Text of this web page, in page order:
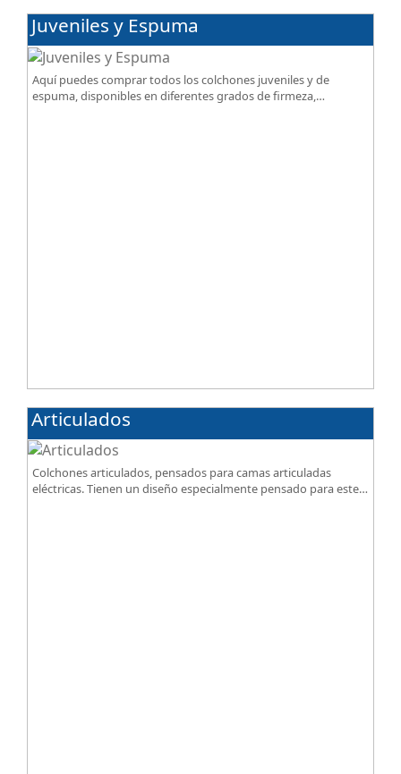
Juveniles y Espuma
Aquí puedes comprar todos los colchones juveniles y de
espuma, disponibles en diferentes grados de firmeza,
Articulados
Colchones articulados, pensados para camas articuladas
eléctricas. Tienen un diseño especialmente pensado para este